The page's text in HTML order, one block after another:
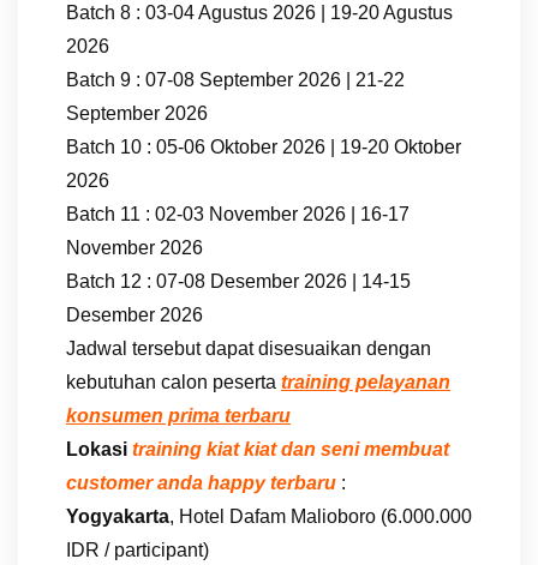
Batch 8 : 03-04 Agustus 2026 | 19-20 Agustus
2026
Batch 9 : 07-08 September 2026 | 21-22
September 2026
Batch 10 : 05-06 Oktober 2026 | 19-20 Oktober
2026
Batch 11 : 02-03 November 2026 | 16-17
November 2026
Batch 12 : 07-08 Desember 2026 | 14-15
Desember 2026
Jadwal tersebut dapat disesuaikan dengan
kebutuhan calon peserta training pelayanan
konsumen prima terbaru
Lokasi training kiat kiat dan seni membuat
customer anda happy terbaru :
Yogyakarta, Hotel Dafam Malioboro (6.000.000
IDR / participant)